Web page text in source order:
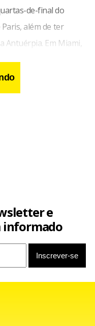
de-final do
além de ter
Antuérpia. Em Miami,
oitavas-de-final no
e
informado